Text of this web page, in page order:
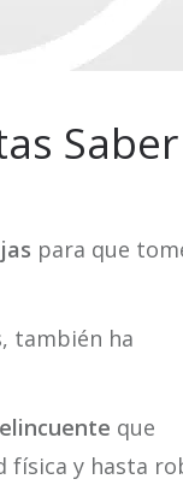
Saber
para que
también ha
que
física y hasta